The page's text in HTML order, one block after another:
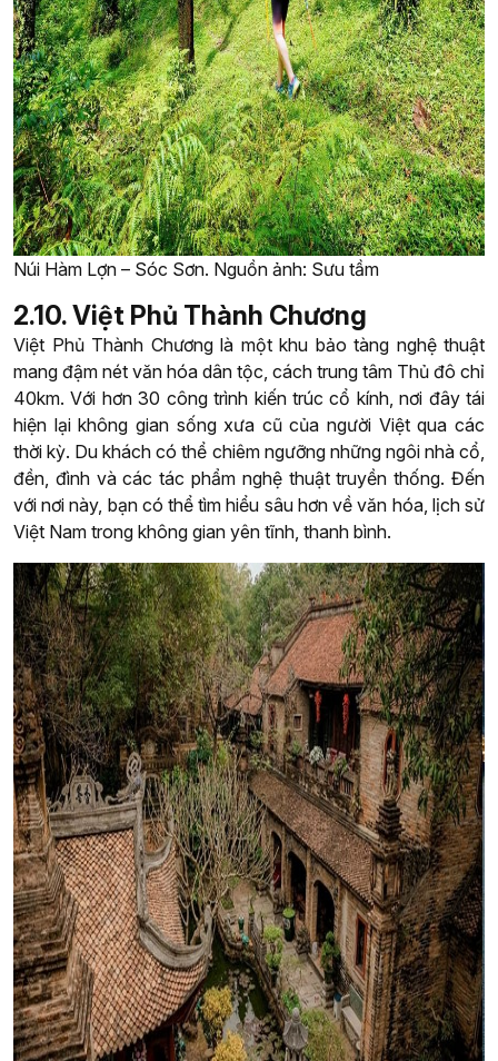
Núi Hàm Lợn – Sóc Sơn. Nguồn ảnh: Sưu tầm
2.10. Việt Phủ Thành Chương
Việt Phủ Thành Chương là một khu bảo tàng nghệ thuật
mang đậm nét văn hóa dân tộc, cách trung tâm Thủ đô chỉ
40km. Với hơn 30 công trình kiến trúc cổ kính, nơi đây tái
hiện lại không gian sống xưa cũ của người Việt qua các
thời kỳ. Du khách có thể chiêm ngưỡng những ngôi nhà cổ,
đền, đình và các tác phẩm nghệ thuật truyền thống. Đến
với nơi này, bạn có thể tìm hiểu sâu hơn về văn hóa, lịch sử
Việt Nam trong không gian yên tĩnh, thanh bình.